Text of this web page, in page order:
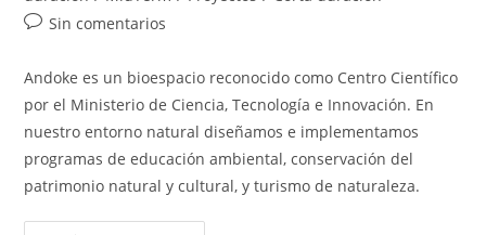
entrada:
entrada:
la
Comentarios
la
entrada:
Sin comentarios
Andoke es un bioespacio reconocido como Centro Científico
por el Ministerio de Ciencia, Tecnología e Innovación. En
nuestro entorno natural diseñamos e implementamos
programas de educación ambiental, conservación del
patrimonio natural y cultural, y turismo de naturaleza.